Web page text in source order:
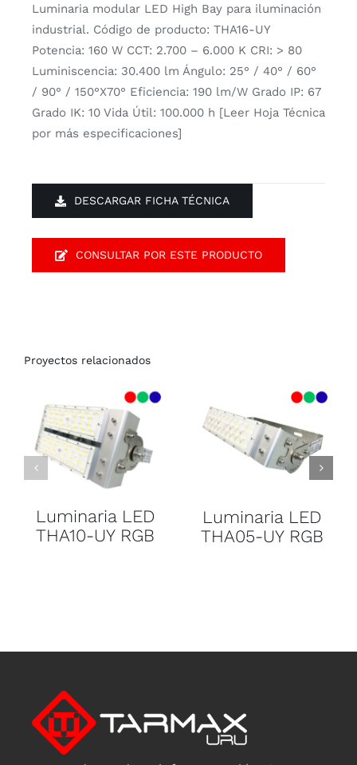
Luminaria modular LED High Bay para iluminación
industrial. Código de producto: THA16-UY
Potencia: 160 W CCT: 2.700 – 6.000 K CRI: > 80
Luminiscencia: 30.400 lm Ángulo: 25° / 40° / 60°
/ 90° / 150°X70° Eficiencia: 190 lm/W Grado IP: 67
Grado IK: 10 Vida Útil: 100.000 h [Leer Hoja Técnica
por más especificaciones]
DESCARGAR FICHA TÉCNICA
CONSULTAR POR ESTE PRODUCTO
Proyectos relacionados
Luminaria LED
THA10-UY RGB
Luminaria LED
THA05-UY RGB